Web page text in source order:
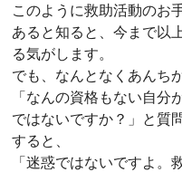
このように救助活動のお
あると知ると、今まで以
る気がします。
でも、なんとなくあんち
「なんの資格もない自
ではないですか？」と質問
すると、
「迷惑ではないですよ